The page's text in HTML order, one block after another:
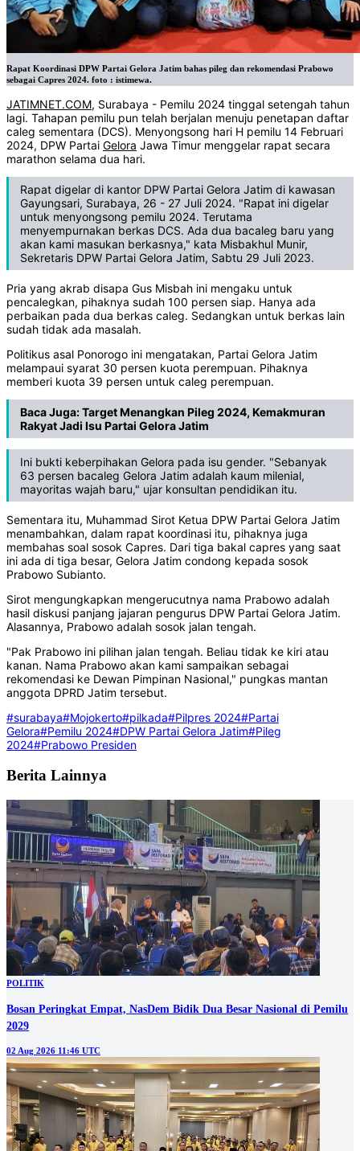
Rapat Koordinasi DPW Partai Gelora Jatim bahas pileg dan rekomendasi Prabowo
sebagai Capres 2024. foto : istimewa.
JATIMNET.COM, Surabaya - Pemilu 2024 tinggal setengah tahun
lagi. Tahapan pemilu pun telah berjalan menuju penetapan daftar
caleg sementara (DCS). Menyongsong hari H pemilu 14 Februari
2024, DPW Partai Gelora Jawa Timur menggelar rapat secara
marathon selama dua hari.
Rapat digelar di kantor DPW Partai Gelora Jatim di kawasan
Gayungsari, Surabaya, 26 - 27 Juli 2024. "Rapat ini digelar
untuk menyongsong pemilu 2024. Terutama
menyempurnakan berkas DCS. Ada dua bacaleg baru yang
akan kami masukan berkasnya," kata Misbakhul Munir,
Sekretaris DPW Partai Gelora Jatim, Sabtu 29 Juli 2023.
Pria yang akrab disapa Gus Misbah ini mengaku untuk
pencalegkan, pihaknya sudah 100 persen siap. Hanya ada
perbaikan pada dua berkas caleg. Sedangkan untuk berkas lain
sudah tidak ada masalah.
Politikus asal Ponorogo ini mengatakan, Partai Gelora Jatim
melampaui syarat 30 persen kuota perempuan. Pihaknya
memberi kuota 39 persen untuk caleg perempuan.
Baca Juga:Target Menangkan Pileg 2024, Kemakmuran
Rakyat Jadi Isu Partai Gelora Jatim
Ini bukti keberpihakan Gelora pada isu gender. "Sebanyak
63 persen bacaleg Gelora Jatim adalah kaum milenial,
mayoritas wajah baru," ujar konsultan pendidikan itu.
Sementara itu, Muhammad Sirot Ketua DPW Partai Gelora Jatim
menambahkan, dalam rapat koordinasi itu, pihaknya juga
membahas soal sosok Capres. Dari tiga bakal capres yang saat
ini ada di tiga besar, Gelora Jatim condong kepada sosok
Prabowo Subianto.
Sirot mengungkapkan mengerucutnya nama Prabowo adalah
hasil diskusi panjang jajaran pengurus DPW Partai Gelora Jatim.
Alasannya, Prabowo adalah sosok jalan tengah.
"Pak Prabowo ini pilihan jalan tengah. Beliau tidak ke kiri atau
kanan. Nama Prabowo akan kami sampaikan sebagai
rekomendasi ke Dewan Pimpinan Nasional," pungkas mantan
anggota DPRD Jatim tersebut.
#surabaya#Mojokerto#pilkada#Pilpres 2024#Partai
Gelora#Pemilu 2024#DPW Partai Gelora Jatim#Pileg
2024#Prabowo Presiden
Berita Lainnya
POLITIK
Bosan Peringkat Empat, NasDem Bidik Dua Besar Nasional di Pemilu
2029
02 Aug 2026 11:46 UTC